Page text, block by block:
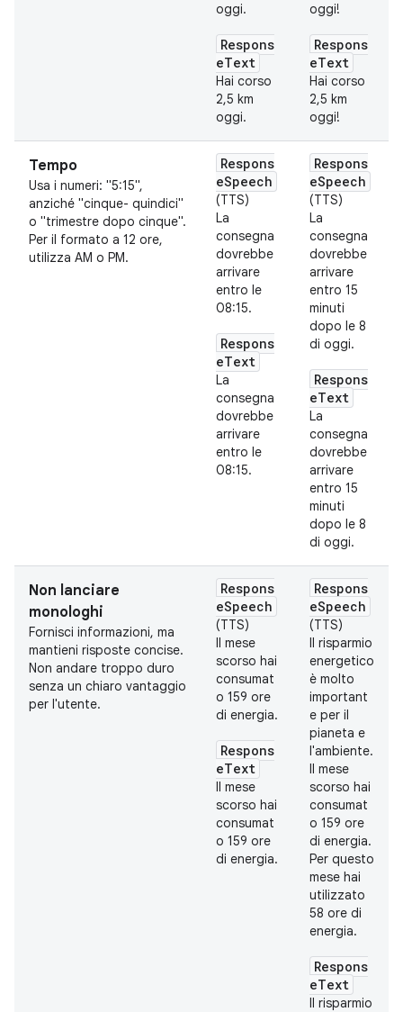
oggi.
Respons
eText
Hai corso
2,5 km
oggi.
oggi!
Respons
eText
Hai corso
2,5 km
oggi!
Tempo
Usa i numeri: "5:15",
anziché "cinque- quindici"
o "trimestre dopo cinque".
Per il formato a 12 ore,
utilizza AM o PM.
Respons
eSpeech
(TTS)
La
consegna
dovrebbe
arrivare
entro le
08:15.
Respons
eText
La
consegna
dovrebbe
arrivare
entro le
08:15.
Respons
eSpeech
(TTS)
La
consegna
dovrebbe
arrivare
entro 15
minuti
dopo le 8
di oggi.
Respons
eText
La
consegna
dovrebbe
arrivare
entro 15
minuti
dopo le 8
di oggi.
Non lanciare
monologhi
Fornisci informazioni, ma
mantieni risposte concise.
Non andare troppo duro
senza un chiaro vantaggio
per l'utente.
Respons
eSpeech
(TTS)
Il mese
scorso hai
consumat
o 159 ore
di energia.
Respons
eText
Il mese
scorso hai
consumat
o 159 ore
di energia.
Respons
eSpeech
(TTS)
Il risparmio
energetico
è molto
important
e per il
pianeta e
l'ambiente.
Il mese
scorso hai
consumat
o 159 ore
di energia.
Per questo
mese hai
utilizzato
58 ore di
energia.
Respons
eText
Il risparmio